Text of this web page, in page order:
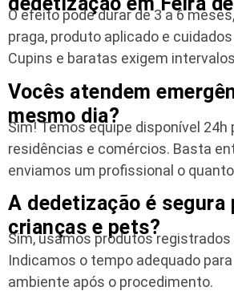
O efeito pode durar de 3 a 6
praga, produto aplicado e
Cupins e baratas exigem
Vocês atendem
mesmo dia?
Sim! Temos equipe disponível 24h
residências e comércios. Basta
enviamos um profissional o
A dedetização é segura
crianças e pets?
Sim, usamos produtos registrados
Indicamos o tempo adequado
ambiente após o procedimento.